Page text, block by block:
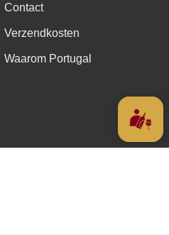
Contact
Verzendkosten
Waarom Portugal